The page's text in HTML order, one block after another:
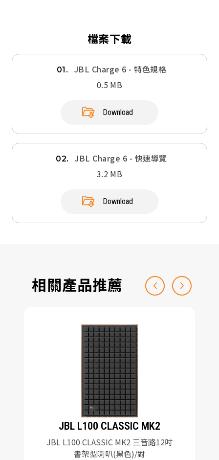
檔案下載
01.
JBL Charge 6 - 特色規格
0.5 MB
Download
02.
JBL Charge 6 - 快速導覽
3.2 MB
Download
相關產品推薦
JBL L100 CLASSIC MK2
JBL L100 CLASSIC MK2 三音路12吋
書架型喇叭(黑色)/對